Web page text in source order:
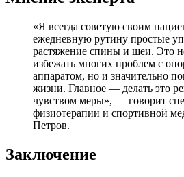
«Я всегда советую своим
ежедневную рутину простые
растяжение спины и шеи. Это
избежать многих проблем с
аппаратом, но и значительно
жизни. Главное — делать это
чувством меры», — говорит
физиотерапии и спортивной
Петров.
Заключение